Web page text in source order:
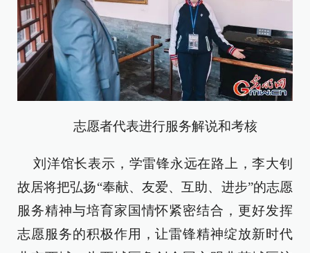
志愿者代表进行服务解说和考核
刘洋馆长表示，学雷锋永远在路上，李大钊
故居将把弘扬“奉献、友爱、互助、进步”的志愿
服务精神与培育家国情怀紧密结合，更好发挥
志愿服务的积极作用，让雷锋精神绽放新时代